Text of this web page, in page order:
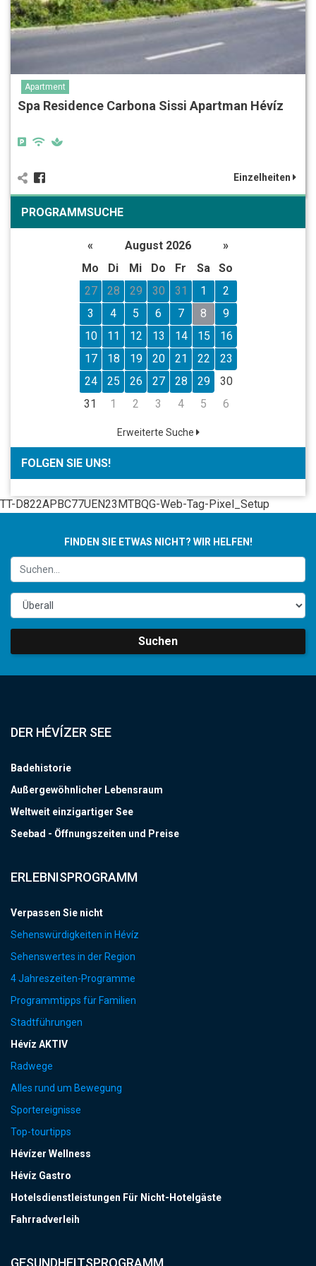
Apartment
Spa Residence Carbona Sissi Apartman Hévíz
Einzelheiten
PROGRAMMSUCHE
« August 2026
»
Mo
Di Mi Do Fr Sa
So
27
28 29 30 31 1
2
3
4 5 6 7 8
9
10
11 12 13 14 15
16
17
18 19 20 21 22
23
24
25 26 27 28 29
30
31
1 2 3 4 5 6
Erweiterte Suche
FOLGEN SIE UNS!
TT-D822APBC77UEN23MTBQG-Web-Tag-Pixel_Setup
FINDEN SIE ETWAS NICHT? WIR HELFEN!
Suchen
DER HÉVÍZER SEE
Badehistorie
Außergewöhnlicher Lebensraum
Weltweit einzigartiger See
Seebad - Öffnungszeiten und Preise
ERLEBNISPROGRAMM
Verpassen Sie nicht
Sehenswürdigkeiten in Hévíz
Sehenswertes in der Region
4 Jahreszeiten-Programme
Programmtipps für Familien
Stadtführungen
Hévíz AKTIV
Radwege
Alles rund um Bewegung
Sportereignisse
Top-tourtipps
Hévízer Wellness
Hévíz Gastro
Hotelsdienstleistungen Für Nicht-Hotelgäste
Fahrradverleih
GESUNDHEITSPROGRAMM